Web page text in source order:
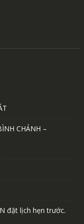
CHÁNH –
đặt lịch hẹn trước.